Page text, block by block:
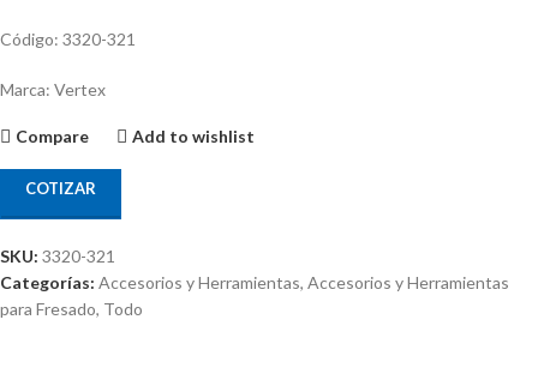
Código: 3320-321
Marca: Vertex
Compare Add to wishlist
COTIZAR
SKU: 3320-321
Categorías: Accesorios y Herramientas, Accesorios y Herramientas
para Fresado, Todo